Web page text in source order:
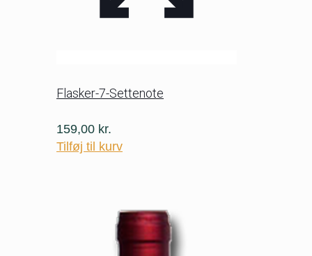
Flasker-7-Settenote
159,00 kr.
Tilføj til kurv